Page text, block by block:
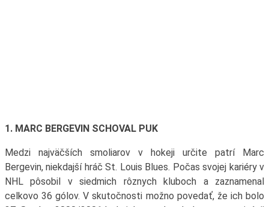
1. MARC BERGEVIN SCHOVAL PUK
Medzi najväčších smoliarov v hokeji určite patrí Marc
Bergevin, niekdajší hráč St. Louis Blues. Počas svojej kariéry v
NHL pôsobil v siedmich rôznych kluboch a zaznamenal
celkovo 36 gólov. V skutočnosti možno povedať, že ich bolo